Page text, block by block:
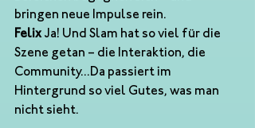
bringen neue Impulse rein.
Felix Ja! Und Slam hat so viel für die
Szene getan – die Interaktion, die
Community...Da passiert im
Hintergrund so viel Gutes, was man
nicht sieht.